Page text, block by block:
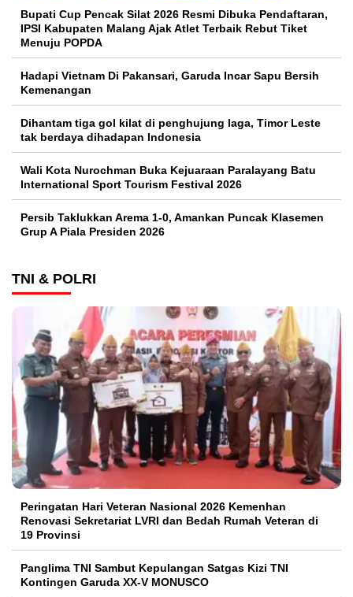
Bupati Cup Pencak Silat 2026 Resmi Dibuka Pendaftaran,
IPSI Kabupaten Malang Ajak Atlet Terbaik Rebut Tiket
Menuju POPDA
Hadapi Vietnam Di Pakansari, Garuda Incar Sapu Bersih
Kemenangan
Dihantam tiga gol kilat di penghujung laga, Timor Leste
tak berdaya dihadapan Indonesia
Wali Kota Nurochman Buka Kejuaraan Paralayang Batu
International Sport Tourism Festival 2026
Persib Taklukkan Arema 1-0, Amankan Puncak Klasemen
Grup A Piala Presiden 2026
TNI & POLRI
Peringatan Hari Veteran Nasional 2026 Kemenhan
Renovasi Sekretariat LVRI dan Bedah Rumah Veteran di
19 Provinsi
Panglima TNI Sambut Kepulangan Satgas Kizi TNI
Kontingen Garuda XX-V MONUSCO